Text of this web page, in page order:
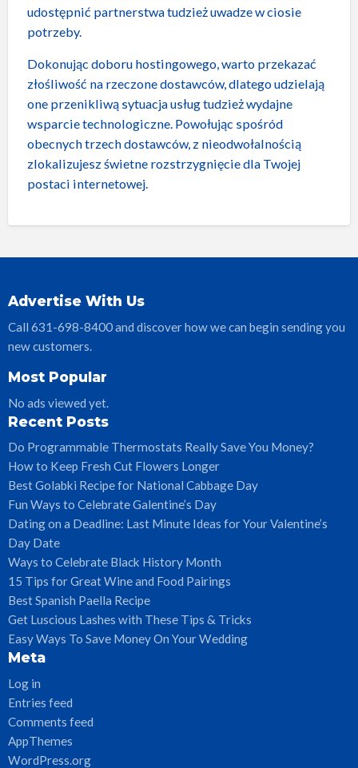
udostępnić partnerstwa tudzież uwadze w ciosie
potrzeby.
Dokonując doboru hostingowego, warto przekazać
złośliwość na rzeczone dostawców, dlatego udzielają
one przenikliwą sytuacja usług tudzież wydajne
wsparcie technologiczne. Powołując spośród
obecnych trzech dostawców, z nieodwołalnością
zlokalizujesz świetne rozstrzygnięcie dla Twojej
postaci internetowej.
Advertise With Us
Call 631-698-8400 and discover how we can begin sending you
new customers.
Most Popular
No ads viewed yet.
Recent Posts
Do Programmable Thermostats Really Save You Money?
How to Keep Fresh Cut Flowers Longer
Best Golabki Recipe for National Cabbage Day
Fun Ways to Celebrate Galentine’s Day
Dating on a Deadline: Last Minute Ideas for Your Valentine’s
Day Date
Ways to Celebrate Black History Month
15 Tips for Great Wine and Food Pairings
Best Spanish Paella Recipe
Get Luscious Lashes with These Tips & Tricks
Easy Ways To Save Money On Your Wedding
Meta
Log in
Entries feed
Comments feed
AppThemes
WordPress.org